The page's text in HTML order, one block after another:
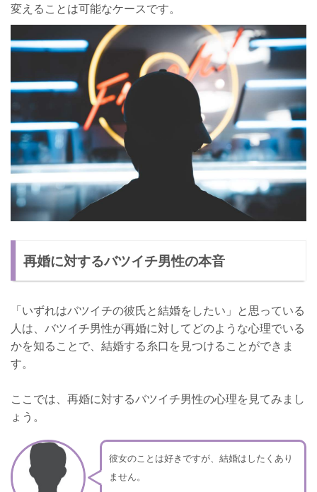
変えることは可能なケースです。
再婚に対するバツイチ男性の本音
「いずれはバツイチの彼氏と結婚をしたい」と思っている
人は、バツイチ男性が再婚に対してどのような心理でいる
かを知ることで、結婚する糸口を見つけることができま
す。
ここでは、再婚に対するバツイチ男性の心理を見てみまし
ょう。
彼女のことは好きですが、結婚はしたくあり
ません。